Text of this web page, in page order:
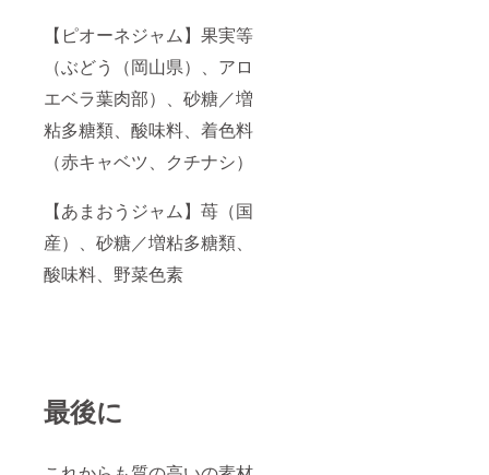
【ピオーネジャム】果実等
（ぶどう（岡山県）、アロ
エベラ葉肉部）、砂糖／増
粘多糖類、酸味料、着色料
（赤キャベツ、クチナシ）
【あまおうジャム】苺（国
産）、砂糖／増粘多糖類、
酸味料、野菜色素
最後に